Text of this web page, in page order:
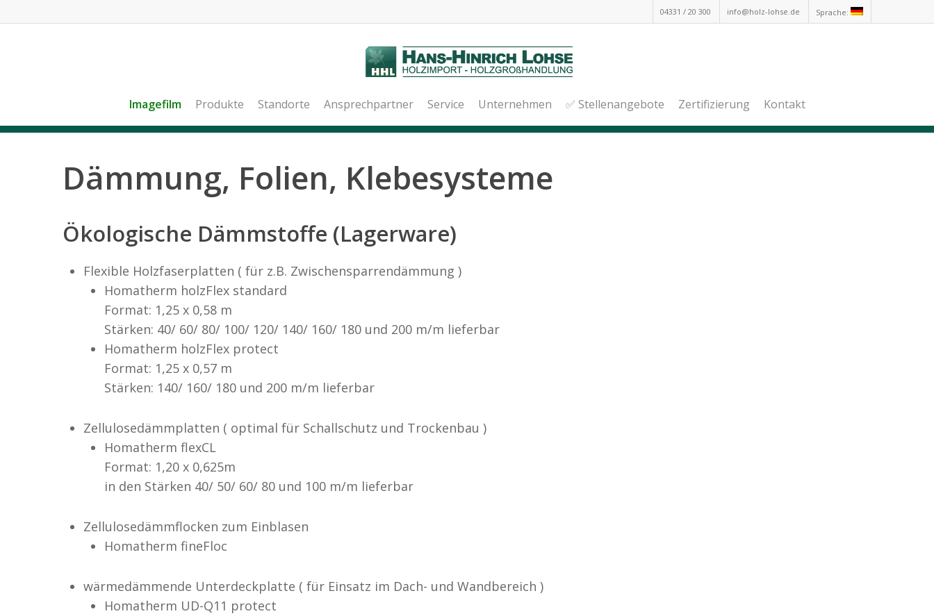
04331 / 20 300 info@holz-lohse.de Sprache:
Imagefilm Produkte Standorte Ansprechpartner Service Unternehmen ✅ Stellenangebote Zertifizierung Kontakt
Dämmung, Folien, Klebesysteme
Ökologische Dämmstoffe (Lagerware)
Flexible Holzfaserplatten ( für z.B. Zwischensparrendämmung )
Homatherm holzFlex standard
Format: 1,25 x 0,58 m
Stärken: 40/ 60/ 80/ 100/ 120/ 140/ 160/ 180 und 200 m/m lieferbar
Homatherm holzFlex protect
Format: 1,25 x 0,57 m
Stärken: 140/ 160/ 180 und 200 m/m lieferbar
Zellulosedämmplatten ( optimal für Schallschutz und Trockenbau )
Homatherm flexCL
Format: 1,20 x 0,625m
in den Stärken 40/ 50/ 60/ 80 und 100 m/m lieferbar
Zellulosedämmflocken zum Einblasen
Homatherm fineFloc
wärmedämmende Unterdeckplatte ( für Einsatz im Dach- und Wandbereich )
Homatherm UD-Q11 protect